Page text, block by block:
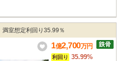
室想定利回り35.99％
1億2,700万円
利回り
35.99%